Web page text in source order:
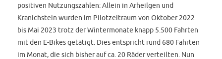
positiven Nutzungszahlen: Allein in Arheilgen und
Kranichstein wurden im Pilotzeitraum von Oktober 2022
bis Mai 2023 trotz der Wintermonate knapp 5.500 Fahrten
mit den E-Bikes getätigt. Dies entspricht rund 680 Fahrten
im Monat, die sich bisher auf ca. 20 Räder verteilten. Nun